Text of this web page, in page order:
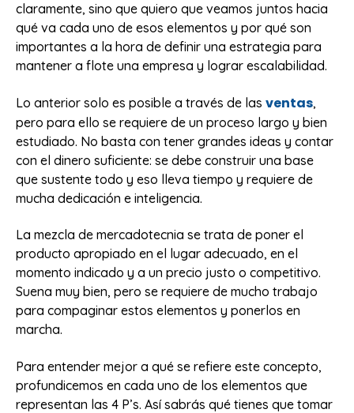
claramente, sino que quiero que veamos juntos hacia
qué va cada uno de esos elementos y por qué son
importantes a la hora de definir una estrategia para
mantener a flote una empresa y lograr escalabilidad.
Lo anterior solo es posible a través de las ventas,
pero para ello se requiere de un proceso largo y bien
estudiado. No basta con tener grandes ideas y contar
con el dinero suficiente: se debe construir una base
que sustente todo y eso lleva tiempo y requiere de
mucha dedicación e inteligencia.
La mezcla de mercadotecnia se trata de poner el
producto apropiado en el lugar adecuado, en el
momento indicado y a un precio justo o competitivo.
Suena muy bien, pero se requiere de mucho trabajo
para compaginar estos elementos y ponerlos en
marcha.
Para entender mejor a qué se refiere este concepto,
profundicemos en cada uno de los elementos que
representan las 4 P’s. Así sabrás qué tienes que tomar